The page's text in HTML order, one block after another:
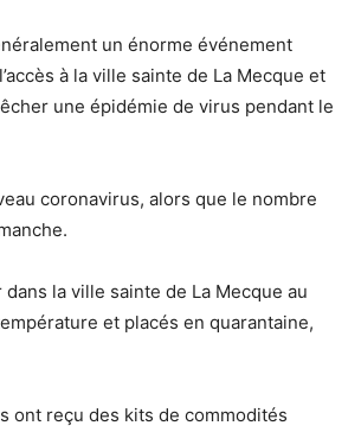
un énorme événement
à la ville sainte de La Mecque et
une épidémie de virus pendant le
coronavirus, alors que le nombre
la ville sainte de La Mecque au
et placés en quarantaine,
ont reçu des kits de commodités